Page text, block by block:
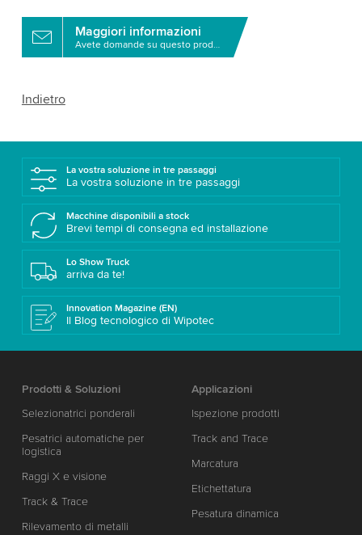
Maggiori informazioni
Avete domande su questo prodotto?
Indietro
La vostra soluzione in tre passaggi
La vostra soluzione in tre passaggi
Macchine disponibili a stock
Brevi tempi di consegna ed installazione
Lo Show Truck
arriva da te!
Innovation Magazine (EN)
Il Blog tecnologico di Wipotec
Prodotti & Soluzioni
Selezionatrici ponderali
Pesatrici automatiche per
logistica
Raggi X e visione
Track & Trace
Rilevamento di metalli
Applicazioni
Ispezione prodotti
Track and Trace
Marcatura
Etichettatura
Pesatura dinamica